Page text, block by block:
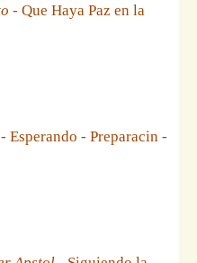
- Que Haya Paz en la
- Esperando - Preparacin -